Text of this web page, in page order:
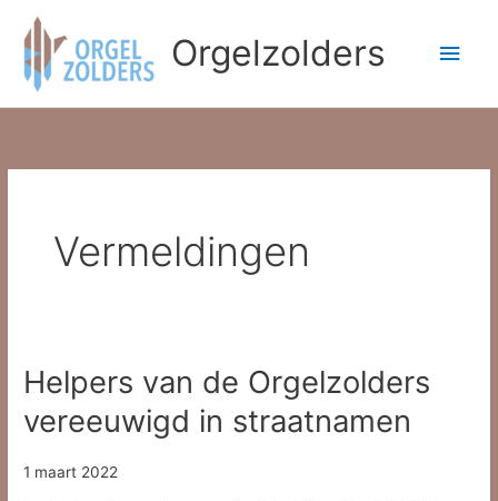
naar
inhoud
Orgelzolders
Vermeldingen
Helpers van de Orgelzolders
vereeuwigd in straatnamen
1 maart 2022